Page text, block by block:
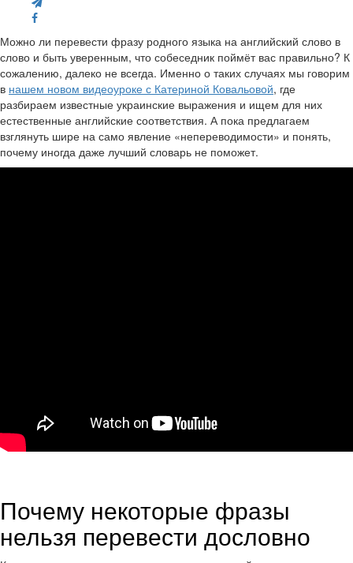
Можно ли перевести фразу родного языка на английский слово в
слово и быть уверенным, что собеседник поймёт вас правильно? К
сожалению, далеко не всегда. Именно о таких случаях мы говорим
в нашем новом видеоуроке с Катериной Ковальовой, где
разбираем известные украинские выражения и ищем для них
естественные английские соответствия. А пока предлагаем
взглянуть шире на само явление «непереводимости» и понять,
почему иногда даже лучший словарь не поможет.
Почему некоторые фразы
нельзя перевести дословно